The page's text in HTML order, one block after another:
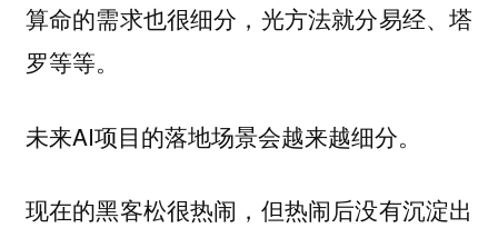
算命的需求也很细分，光方法就分易经、塔
罗等等。
未来AI项目的落地场景会越来越细分。
现在的黑客松很热闹，但热闹后没有沉淀出